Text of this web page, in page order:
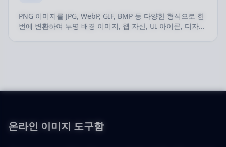
PNG 이미지를 JPG, WebP, GIF, BMP 등 다양한 형식으로 한
번에 변환하여 투명 배경 이미지, 웹 자산, UI 아이콘, 디자인
온라인 이미지 도구함